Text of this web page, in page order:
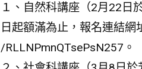
１、自然科講座（2月22日
日起額滿為止，報名連結
/RLLNPmnQTsePsN257。